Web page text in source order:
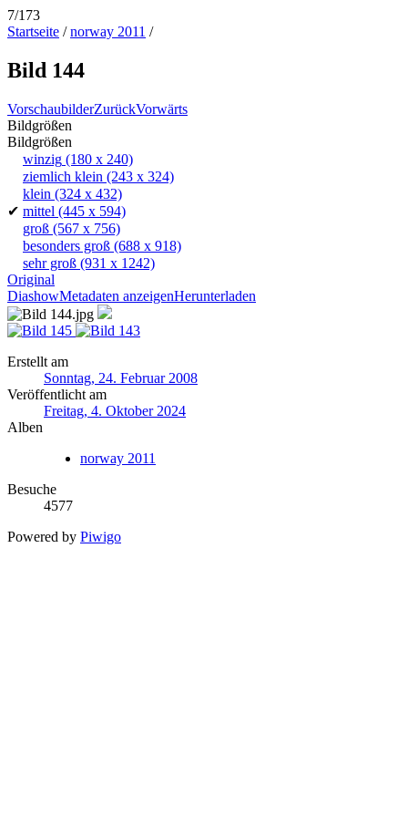
7/173
Startseite /norway 2011 /
Bild 144
VorschaubilderZurückVorwärts
Bildgrößen
Bildgrößen
winzig (180 x 240)
ziemlich klein (243 x 324)
klein (324 x 432)
✔ mittel (445 x 594)
groß (567 x 756)
besonders groß (688 x 918)
sehr groß (931 x 1242)
Original
DiashowMetadaten anzeigenHerunterladen
Erstellt am
Sonntag, 24. Februar 2008
Veröffentlicht am
Freitag, 4. Oktober 2024
Alben
norway 2011
Besuche
4577
Powered by Piwigo